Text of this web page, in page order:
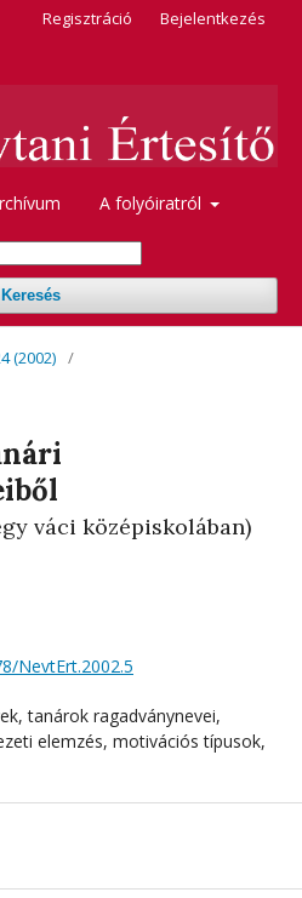
A folyóiratról
Keresés
Regisztráció Bejelentkezés
(2002) /
váci középiskolában)
NevtErt.2002.5
tanárok ragadványnevei,
elemzés, motivációs típusok,